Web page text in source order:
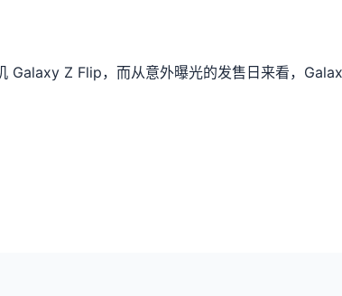
Galaxy Z Flip，而从意外曝光的发售日来看，